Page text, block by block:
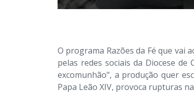
O programa Razões da Fé que vai
pelas redes sociais da Diocese
excomunhão", a produção quer
Papa Leão XIV, provoca rupturas